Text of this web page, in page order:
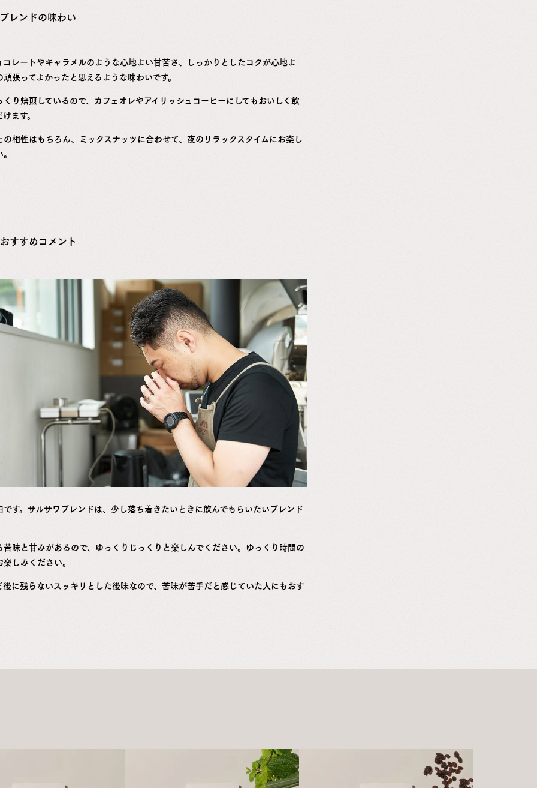
レンドの味わい
コレートやキャラメルのような心地よい甘苦さ、しっかりとしたコクが心地よ
張ってよかったと思えるような味わいです。
くり焙煎しているので、カフェオレやアイリッシュコーヒーにしてもおいしく飲
ます。
の相性はもちろん、ミックスナッツに合わせて、夜のリラックスタイムにお楽し
すすめコメント
です。サルサワブレンドは、少し落ち着きたいときに飲んでもらいたいブレンド
苦味と甘みがあるので、ゆっくりじっくりと楽しんでください。ゆっくり時間の
しみください。
後に残らないスッキリとした後味なので、苦味が苦手だと感じていた人にもおす